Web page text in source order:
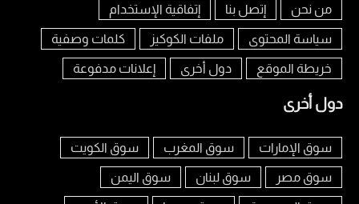
من نحن إتصل بنا إتفاقية الإستخدام
سياسة المحتوى ملفات الكوكيز كلمات وصفية
خريطة الموقع دول أخرى إعلانات مدفوعة
دول أخرى
سوق الإمارات سوق المغرب سوق الكويت
سوق مصر سوق لبنان سوق اليمن